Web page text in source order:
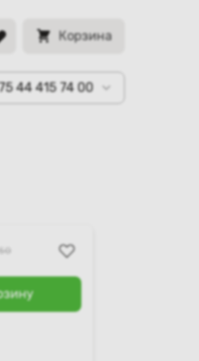
Корзина
44 415 74 00